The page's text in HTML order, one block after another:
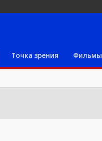
Точка зрения Фильмы